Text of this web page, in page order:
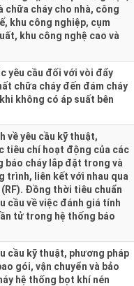
chữa cháy cho nhà, công
khu công nghiệp, cụm
khu công nghệ cao và
yêu cầu đối với vòi đẩy
chữa cháy đến đám cháy
không có áp suất bên
về yêu cầu kỹ thuật,
tiêu chí hoạt động của các
báo cháy lắp đặt trong và
trình, liên kết với nhau qua
Đồng thời tiêu chuẩn
cầu về việc đánh giá tính
tử trong hệ thống báo
cầu kỹ thuật, phương pháp
gói, vận chuyển và bảo
hệ thống bọt khí nén